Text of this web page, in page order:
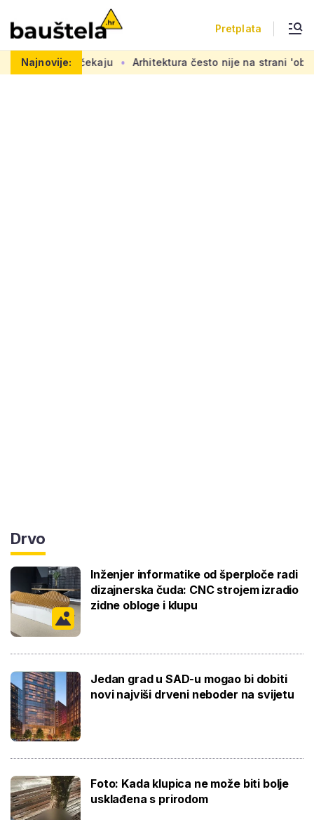
Pretplata
Najnovije:
željno čekaju Arhitektura često nije na strani 'običnog
Drvo
Inženjer informatike od šperploče radi
dizajnerska čuda: CNC strojem izradio
zidne obloge i klupu
Jedan grad u SAD-u mogao bi dobiti
novi najviši drveni neboder na svijetu
Foto: Kada klupica ne može biti bolje
usklađena s prirodom